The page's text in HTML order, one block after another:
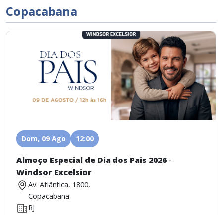
Copacabana
Dom, 09 Ago 12:00
Almoço Especial de Dia dos Pais 2026 -
Windsor Excelsior
Av. Atlântica, 1800,
Copacabana
RJ